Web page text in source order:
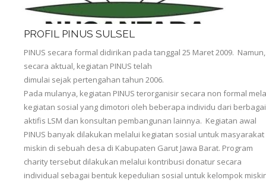
PROFIL PINUS SULSEL
PINUS secara formal didirikan pada tanggal 25 Maret 2009. Namun,
secara aktual, kegiatan PINUS telah
dimulai sejak pertengahan tahun 2006.
Pada mulanya, kegiatan PINUS terorganisir secara non formal
kegiatan sosial yang dimotori oleh beberapa individu dari berbagai
aktifis LSM dan konsultan pembangunan lainnya. Kegiatan awal
PINUS banyak dilakukan melalui kegiatan sosial untuk masyarakat
miskin di sebuah desa di Kabupaten Garut Jawa Barat. Program
charity tersebut dilakukan melalui kontribusi donatur secara
individual sebagai bentuk kepedulian sosial untuk kelompok